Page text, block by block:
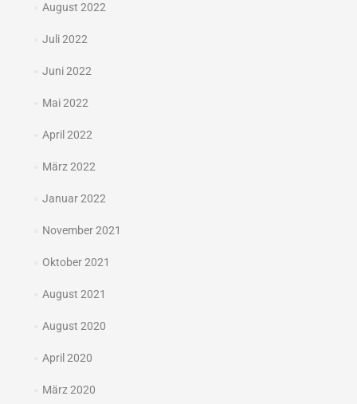
August 2022
Juli 2022
Juni 2022
Mai 2022
April 2022
März 2022
Januar 2022
November 2021
Oktober 2021
August 2021
August 2020
April 2020
März 2020